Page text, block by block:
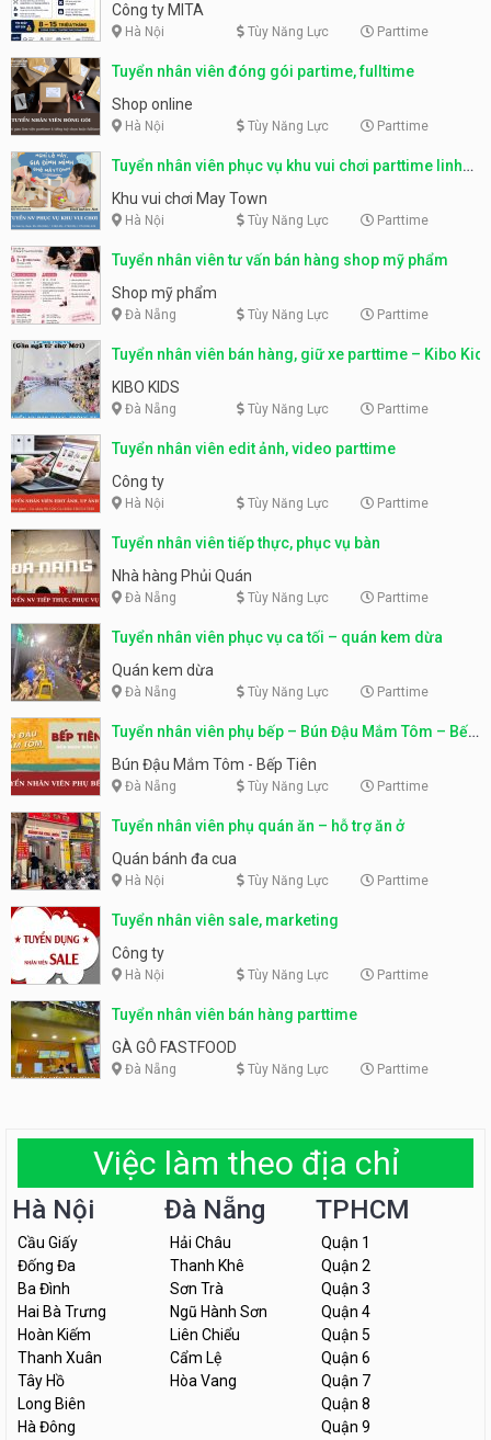
parttime, fulltime
Công ty MITA
Hà Nội Tùy Năng Lực Parttime
Tuyển nhân viên đóng gói partime, fulltime
Shop online
Hà Nội Tùy Năng Lực Parttime
Tuyển nhân viên phục vụ khu vui chơi parttime linh
động
Khu vui chơi May Town
Hà Nội Tùy Năng Lực Parttime
Tuyển nhân viên tư vấn bán hàng shop mỹ phẩm
Shop mỹ phẩm
Đà Nẵng Tùy Năng Lực Parttime
Tuyển nhân viên bán hàng, giữ xe parttime – Kibo Kid
KIBO KIDS
Đà Nẵng Tùy Năng Lực Parttime
Tuyển nhân viên edit ảnh, video parttime
Công ty
Hà Nội Tùy Năng Lực Parttime
Tuyển nhân viên tiếp thực, phục vụ bàn
Nhà hàng Phủi Quán
Đà Nẵng Tùy Năng Lực Parttime
Tuyển nhân viên phục vụ ca tối – quán kem dừa
Quán kem dừa
Đà Nẵng Tùy Năng Lực Parttime
Tuyển nhân viên phụ bếp – Bún Đậu Mắm Tôm – Bếp
Tiên
Bún Đậu Mắm Tôm - Bếp Tiên
Đà Nẵng Tùy Năng Lực Parttime
Tuyển nhân viên phụ quán ăn – hỗ trợ ăn ở
Quán bánh đa cua
Hà Nội Tùy Năng Lực Parttime
Tuyển nhân viên sale, marketing
Công ty
Hà Nội Tùy Năng Lực Parttime
Tuyển nhân viên bán hàng parttime
GÀ GÔ FASTFOOD
Đà Nẵng Tùy Năng Lực Parttime
Việc làm theo địa chỉ
Hà Nội
Cầu Giấy
Đống Đa
Ba Đình
Hai Bà Trưng
Hoàn Kiếm
Thanh Xuân
Tây Hồ
Long Biên
Hà Đông
Đà Nẵng
Hải Châu
Thanh Khê
Sơn Trà
Ngũ Hành Sơn
Liên Chiểu
Cẩm Lệ
Hòa Vang
TPHCM
Quận 1
Quận 2
Quận 3
Quận 4
Quận 5
Quận 6
Quận 7
Quận 8
Quận 9